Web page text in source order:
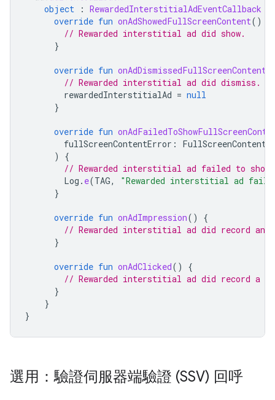
object
: RewardedInterstitialAdEventCallback
override fun onAdShowedFullScreenContent()
// Rewarded interstitial ad did show.
}
override fun onAdDismissedFullScreenContent
// Rewarded interstitial ad did dismiss.
rewardedInterstitialAd = null
}
override fun
fullScreenContentError :
)
{
// Rewarded interstitial ad failed to show.
Log . e(TAG,
"Rewarded interstitial ad
}
override fun onAdImpression()
{
// Rewarded interstitial ad did record an
}
override fun onAdClicked()
{
// Rewarded interstitial ad did record a
}
}
}
選用：驗證伺服器端驗證 (SSV) 回呼